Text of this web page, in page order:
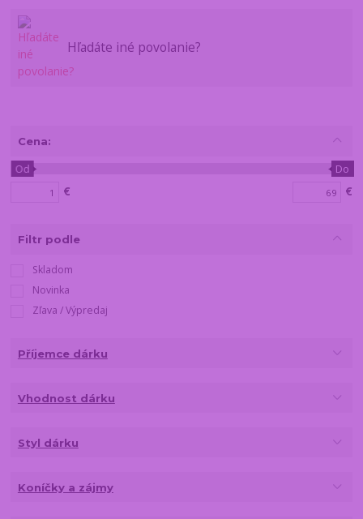
Hľadáte iné povolanie?
Cena:
€
Od Do
€
Filtr podle
Skladom
Novinka
Zľava / Výpredaj
Příjemce dárku
Vhodnost dárku
Styl dárku
Koníčky a zájmy